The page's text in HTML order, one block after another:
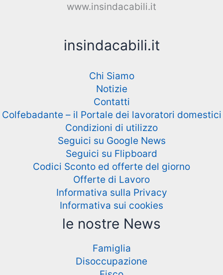
www.insindacabili.it
insindacabili.it
Chi Siamo
Notizie
Contatti
Colfebadante – il Portale dei lavoratori domestici
Condizioni di utilizzo
Seguici su Google News
Seguici su Flipboard
Codici Sconto ed offerte del giorno
Offerte di Lavoro
Informativa sulla Privacy
Informativa sui cookies
le nostre News
Famiglia
Disoccupazione